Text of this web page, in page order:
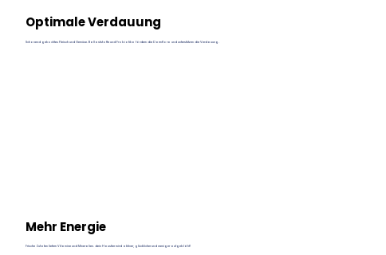
Optimale Verdauung
Schonend gekochtes Fleisch und Gemüse. Ballaststoffe und Probiotika fördern die Darmflora und unterstützen die Verdauung.
Mehr Energie
Frische Zutaten liefern Vitamine und Mineralien. dein Haustier wird aktiver, glücklicher und weniger aufgebläht!